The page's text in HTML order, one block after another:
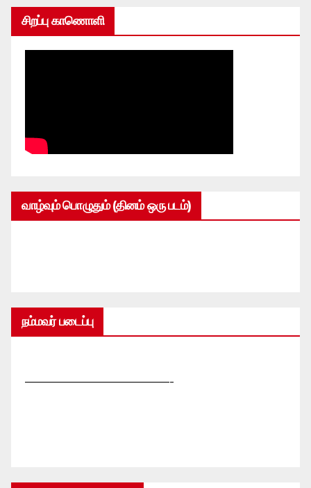
சிறப்பு காணொளி
வாழ்வும் பொழுதும் (தினம் ஒரு படம்)
நம்மவர் படைப்பு
—————————————-